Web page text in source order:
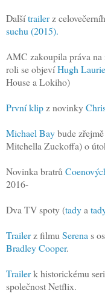
Dalšítrailerz
suchu (2015).
AMC zakoupila práva
roli se objevíHugh Laurie
House a Lokiho)
První klip z novinky
Michael Baybude
Mitchella Zuckoffa) o
Novinka bratrů
2016-
Dva TV spoty (tadya
Trailerz filmu Serena s
Bradley Cooper.
Trailerk historickému
společnost Netflix.